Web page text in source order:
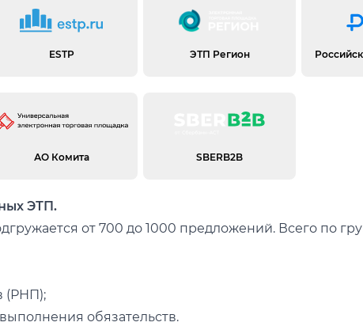
ESTP ЭТП Регион
АО Комита SBERB2B
ЭТП.
от 700 до 1000 предложений. Всего по
(РНП);
обязательств.